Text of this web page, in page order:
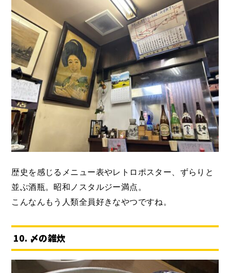
歴史を感じるメニュー表やレトロポスター、ずらりと
並ぶ酒瓶。昭和ノスタルジー満点。
こんなんもう人類全員好きなやつですね。
10. 〆の雑炊